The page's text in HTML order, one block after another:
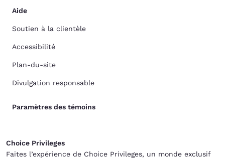
Aide
Soutien à la clientèle
Accessibilité
Plan-du-site
Divulgation responsable
Paramètres des témoins
Choice Privileges
Faites l’expérience de Choice Privileges, un monde exclusif